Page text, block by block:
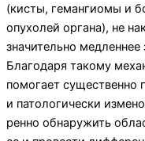
(кисты, гемангиомы и
опухолей органа), не
значительно
Благодаря такому
помогает существенно
и патологически
ренно обнаружить